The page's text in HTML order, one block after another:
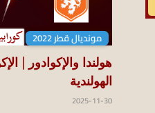
مونديال قطر 2022
هولندا والإكوادور |
الهولندية
2025-11-30